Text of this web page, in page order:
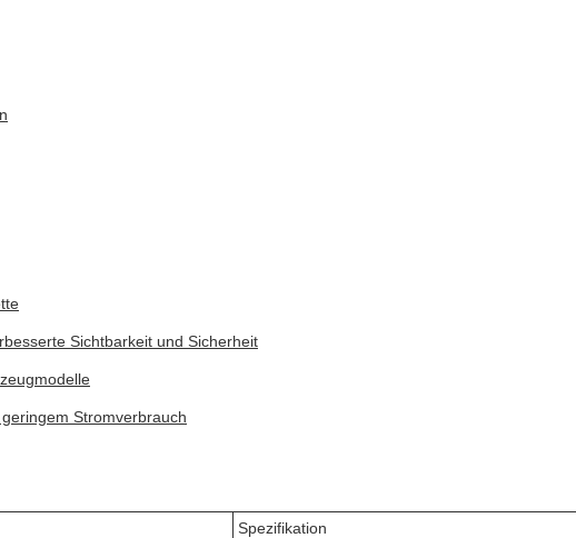
Sichtbarkeit und Sicherheit
Stromverbrauch
Spezifikation